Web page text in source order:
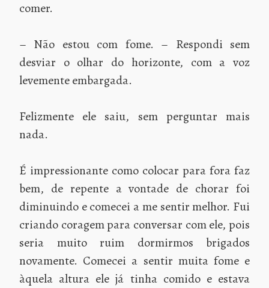
comer.
– Não estou com fome. – Respondi sem
desviar o olhar do horizonte, com a voz
levemente embargada.
Felizmente ele saiu, sem perguntar mais
nada.
É impressionante como colocar para fora faz
bem, de repente a vontade de chorar foi
diminuindo e comecei a me sentir melhor. Fui
criando coragem para conversar com ele, pois
seria muito ruim dormirmos brigados
novamente. Comecei a sentir muita fome e
àquela altura ele já tinha comido e estava